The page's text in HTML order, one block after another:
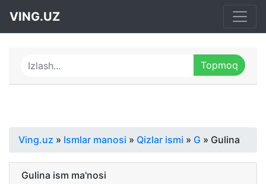
VING.UZ
Ving.uz » Ismlar manosi » Qizlar ismi » G » Gulina
Gulina ism ma'nosi